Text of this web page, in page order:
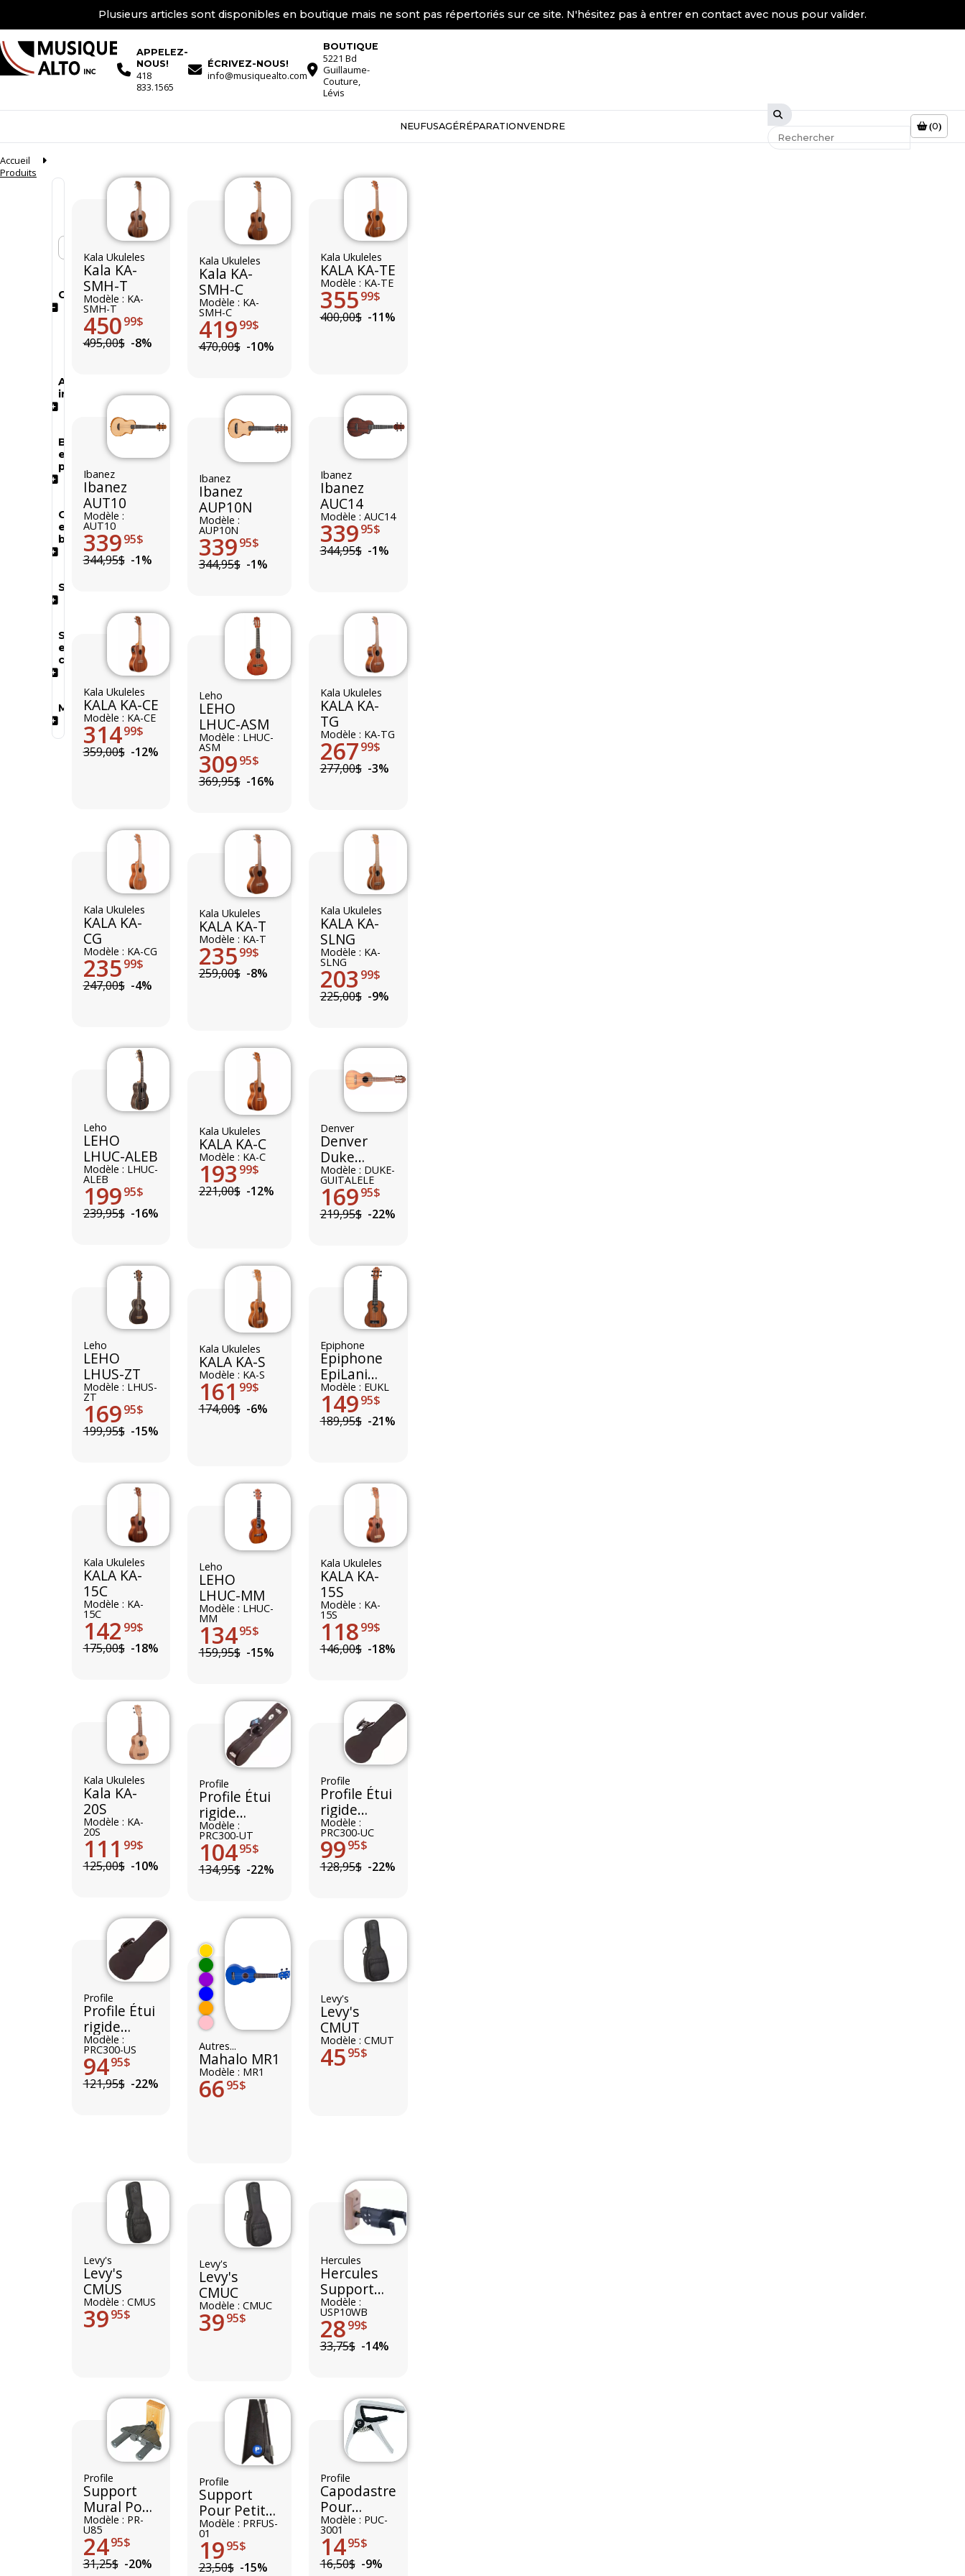
Plusieurs articles sont disponibles en boutique mais ne sont pas répertoriés sur ce site. N'hésitez pas à entrer en contact avec nous pour valider.
APPELEZ-
NOUS!
418
833.1565
ÉCRIVEZ-NOUS!
info@musiquealto.com
BOUTIQUE
5221 Bd
Guillaume-
Couture,
Lévis
NEUFUSAGÉRÉPARATIONVENDRE 0
Accueil
Produits
En stock seulement
Conditions
Neuf
Usagé
Autres
instruments
Batterie
et
percussions
Guitares
et
basses
Sonorisation
Synthétiseurs
et
claviers
Marques
Kala Ukuleles
Kala KA-
SMH-T
Modèle : KA-
SMH-T
45099$
495,00$ -8%
Kala Ukuleles
Kala KA-
SMH-C
Modèle : KA-
SMH-C
41999$
470,00$ -10%
Kala Ukuleles
KALA KA-TE
Modèle : KA-TE
35599$
400,00$ -11%
Ibanez
Ibanez
AUT10
Modèle :
AUT10
33995$
344,95$ -1%
Ibanez
Ibanez
AUP10N
Modèle :
AUP10N
33995$
344,95$ -1%
Ibanez
Ibanez
AUC14
Modèle : AUC14
33995$
344,95$ -1%
Kala Ukuleles
KALA KA-CE
Modèle : KA-CE
31499$
359,00$ -12%
Leho
LEHO
LHUC-ASM
Modèle : LHUC-
ASM
30995$
369,95$ -16%
Kala Ukuleles
KALA KA-
TG
Modèle : KA-TG
26799$
277,00$ -3%
Kala Ukuleles
KALA KA-
CG
Modèle : KA-CG
23599$
247,00$ -4%
Kala Ukuleles
KALA KA-T
Modèle : KA-T
23599$
259,00$ -8%
Kala Ukuleles
KALA KA-
SLNG
Modèle : KA-
SLNG
203 99$
225,00$ -9%
Leho
LEHO
LHUC-ALEB
Modèle : LHUC-
ALEB
19995$
239,95$ -16%
Kala Ukuleles
KALA KA-C
Modèle : KA-C
193 99$
221,00$ -12%
Denver
Denver
Duke
Guitalele
Modèle : DUKE-
GUITALELE
16995$
219,95$ -22%
Leho
LEHO
LHUS-ZT
Modèle : LHUS-
ZT
16995$
199,95$ -15%
Kala Ukuleles
KALA KA-S
Modèle : KA-S
161 99$
174,00$ -6%
Epiphone
Epiphone
EpiLani
Soprano
Modèle : EUKL
14995$
189,95$ -21%
Kala Ukuleles
KALA KA-
15C
Modèle : KA-
15C
142 99$
175,00$ -18%
Leho
LEHO
LHUC-MM
Modèle : LHUC-
MM
13495$
159,95$ -15%
Kala Ukuleles
KALA KA-
15S
Modèle : KA-
15S
11899$
146,00$ -18%
Kala Ukuleles
Kala KA-
20S
Modèle : KA-
20S
111 99$
125,00$ -10%
Profile
Profile Étui
rigide
Ukulele
Tenor
Modèle :
PRC300-UT
10495$
134,95$ -22%
Profile
Profile Étui
rigide
Ukulele
Concert
Modèle :
PRC300-UC
9995$
128,95$ -22%
Profile
Profile Étui
rigide
Ukulele
Soprano
Modèle :
PRC300-US
9495$
121,95$ -22%
Autres...
Mahalo MR1
Modèle : MR1
6695$
Levy's
Levy's
CMUT
Modèle : CMUT
4595$
Levy's
Levy's
CMUS
Modèle : CMUS
3995$
Levy's
Levy's
CMUC
Modèle : CMUC
3995$
Hercules
Hercules
Support
Ukulele
Modèle :
USP10WB
2899$
33,75$ -14%
Profile
Support
Mural Pour
Ukulele
Profile
Modèle : PR-
U85
2495$
31,25$ -20%
Profile
Support
Pour Petits
Instruments
Profile
Modèle : PRFUS-
01
1995$
23,50$ -15%
Profile
Capodastre
Pour
Ukulélé
Profile
Modèle : PUC-
3001
1495$
16,50$ -9%